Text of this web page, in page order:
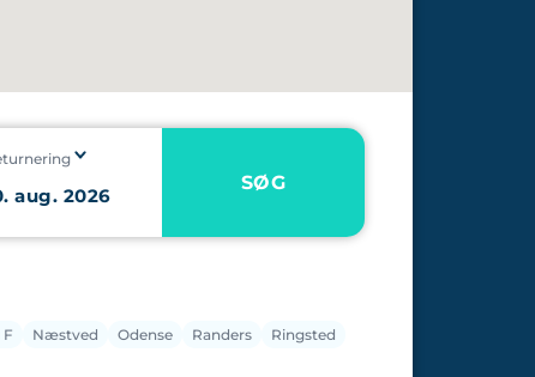
SØG
Næstved Odense Randers
Ringsted